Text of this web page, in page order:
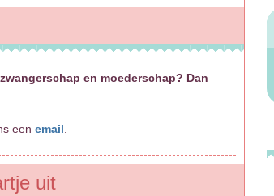
en moederschap? Dan
een email.
uit